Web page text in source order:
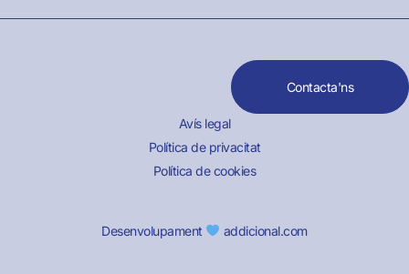
Contacta'ns
Avís legal
Política de privacitat
Política de cookies
Desenvolupament addicional.com